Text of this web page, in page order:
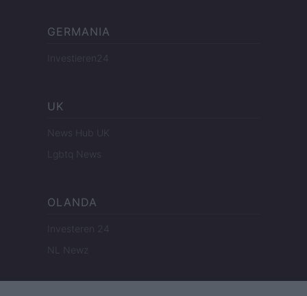
GERMANIA
Investieren24
UK
News Hub UK
Lgbtq News
OLANDA
Investeren 24
NL Newz